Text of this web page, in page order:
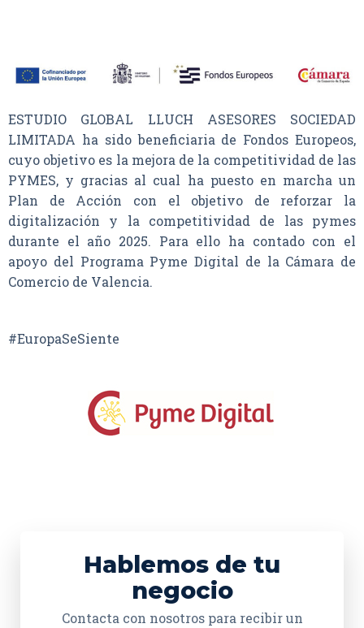
ESTUDIO GLOBAL LLUCH ASESORES SOCIEDAD
LIMITADA ha sido beneficiaria de Fondos Europeos,
cuyo objetivo es la mejora de la competitividad de las
PYMES, y gracias al cual ha puesto en marcha un
Plan de Acción con el objetivo de reforzar la
digitalización y la competitividad de las pymes
durante el año 2025. Para ello ha contado con el
apoyo del Programa Pyme Digital de la Cámara de
Comercio de Valencia.
#EuropaSeSiente
Hablemos de tu
negocio
Contacta con nosotros para recibir un